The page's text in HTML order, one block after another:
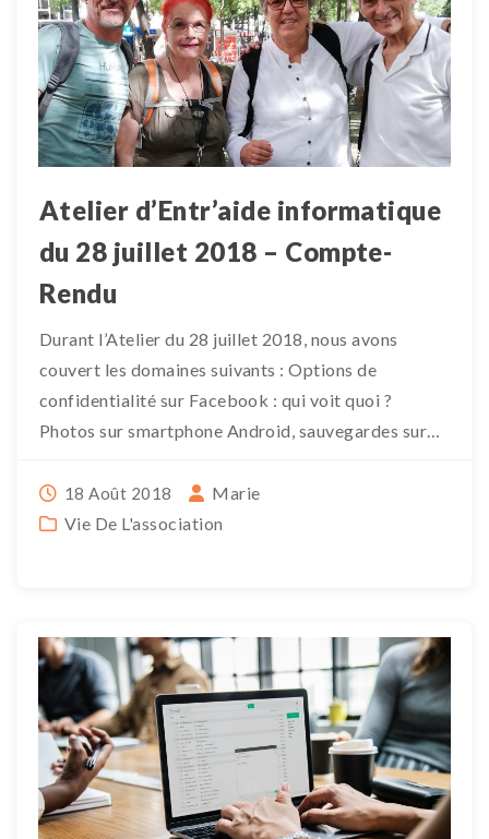
Atelier d’Entr’aide informatique
du 28 juillet 2018 – Compte-
Rendu
Durant l’Atelier du 28 juillet 2018, nous avons
couvert les domaines suivants : Options de
confidentialité sur Facebook : qui voit quoi ?
Photos sur smartphone Android, sauvegardes sur
18 Août 2018
Marie
Vie De L'association